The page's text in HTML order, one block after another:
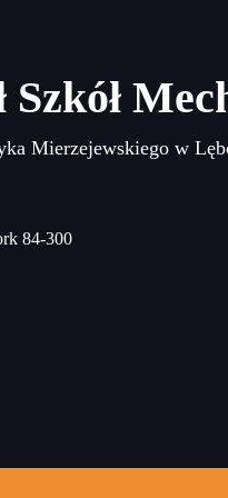
Szkół
Mierzejewskiego w
84-300